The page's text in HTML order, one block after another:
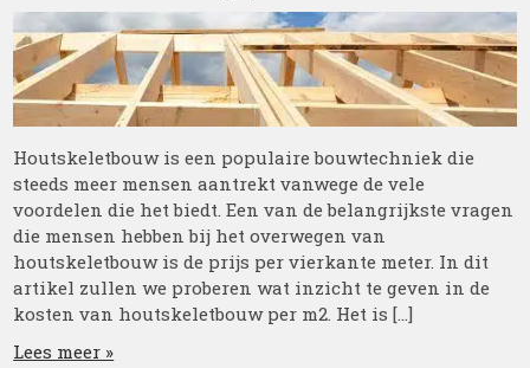
Houtskeletbouw is een populaire bouwtechniek die
steeds meer mensen aantrekt vanwege de vele
voordelen die het biedt. Een van de belangrijkste vragen
die mensen hebben bij het overwegen van
houtskeletbouw is de prijs per vierkante meter. In dit
artikel zullen we proberen wat inzicht te geven in de
kosten van houtskeletbouw per m2. Het is […]
Lees meer »